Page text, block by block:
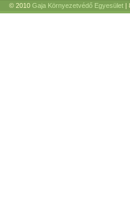
© 2010 Gaja Környezetvédő Egyesület |